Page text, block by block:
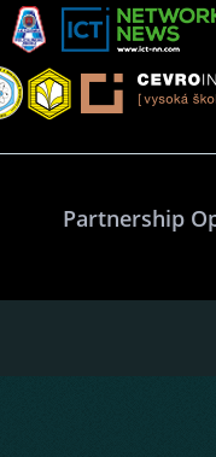
Partnership